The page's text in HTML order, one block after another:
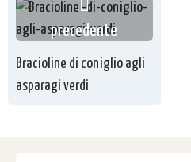
precedente
Bracioline di coniglio agli
asparagi verdi